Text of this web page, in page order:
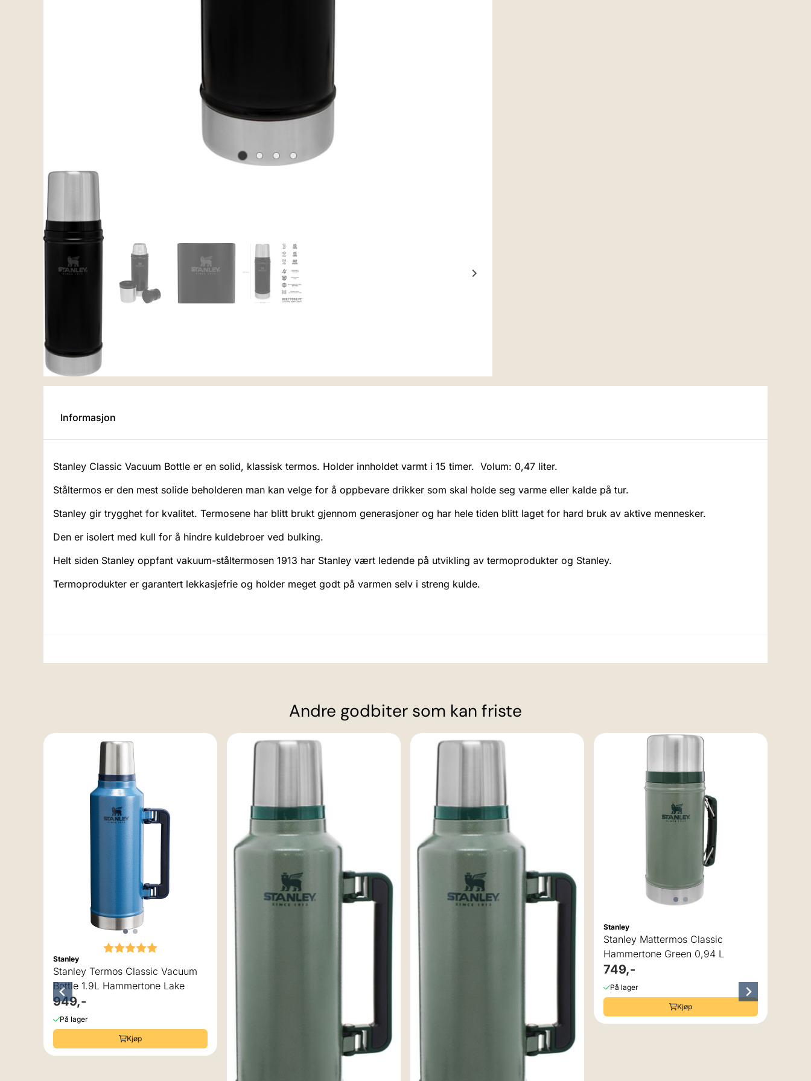
Informasjon
Stanley Classic Vacuum Bottle er en solid, klassisk termos. Holder innholdet varmt i 15 timer. Volum: 0,47 liter.
Ståltermos er den mest solide beholderen man kan velge for å oppbevare drikker som skal holde seg varme eller kalde på tur.
Stanley gir trygghet for kvalitet. Termosene har blitt brukt gjennom generasjoner og har hele tiden blitt laget for hard bruk av aktive mennesker.
Den er isolert med kull for å hindre kuldebroer ved bulking.
Helt siden Stanley oppfant vakuum-ståltermosen 1913 har Stanley vært ledende på utvikling av termoprodukter og Stanley.
Termoprodukter er garantert lekkasjefrie og holder meget godt på varmen selv i streng kulde.
Andre godbiter som kan friste
Karakter:
Stanley
Stanley Termos Classic Vacuum
Bottle 1.9L Hammertone Lake
949,-
På lager
Kjøp
Stanley
Stanley Mattermos Classic
Hammertone Green 0,94 L
749,-
På lager
Kjøp